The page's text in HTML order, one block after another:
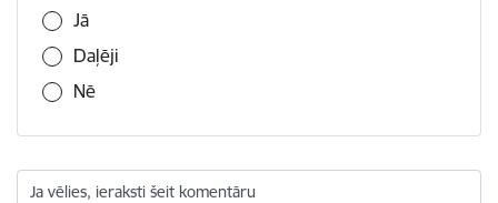
Jā
Daļēji
Nē
Ja vēlies, ieraksti šeit komentāru